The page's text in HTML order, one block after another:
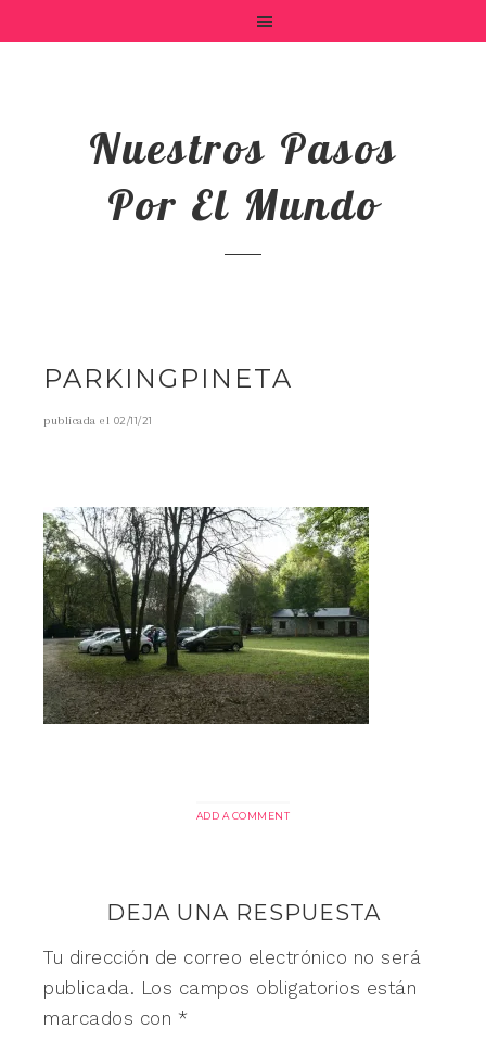
Nuestros Pasos
Por El Mundo
PARKINGPINETA
publicada el 02/11/21
ADD A COMMENT
DEJA UNA RESPUESTA
Tu dirección de correo electrónico no será
publicada. Los campos obligatorios están
marcados con *